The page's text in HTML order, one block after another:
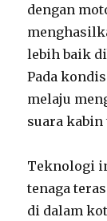
dengan
lebih baik
Pada
melaju
suara kabin
Teknologi
tenaga
di dalam